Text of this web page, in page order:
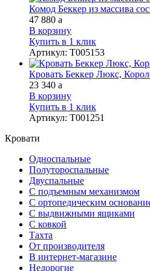
Комод Беккер из массива
47 880 a
В корзину
Купить в 1 клик
Артикул: Т005153
Кровать Беккер Люкс,
23 340 a
В корзину
Купить в 1 клик
Артикул: Т001251
Кровати
Односпальные
Полутороспальные
Двуспальные
С подъемным механизмом
С ортопедическим
С выдвижными ящиками
С ковкой
Тахта
От производителя
В интернет-магазине
Недорогие